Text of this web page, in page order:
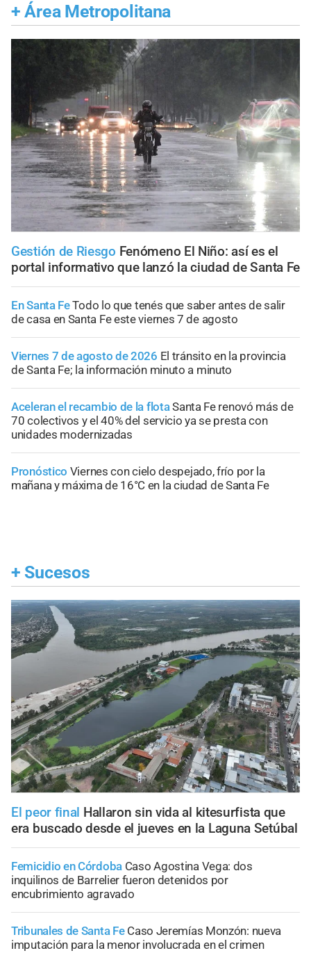
+ Área Metropolitana
Gestión de Riesgo Fenómeno El Niño: así es el
portal informativo que lanzó la ciudad de Santa Fe
En Santa FeTodo lo que tenés que saber antes de salir
de casa en Santa Fe este viernes 7 de agosto
Viernes 7 de agosto de 2026 El tránsito en la provincia
de Santa Fe; la información minuto a minuto
Aceleran el recambio de la flotaSanta Fe renovó más de
70 colectivos y el 40% del servicio ya se presta con
unidades modernizadas
Pronóstico Viernes con cielo despejado, frío por la
mañana y máxima de 16°C en la ciudad de Santa Fe
+ Sucesos
El peor final Hallaron sin vida al kitesurfista que
era buscado desde el jueves en la Laguna Setúbal
Femicidio en Córdoba Caso Agostina Vega: dos
inquilinos de Barrelier fueron detenidos por
encubrimiento agravado
Tribunales de Santa Fe Caso Jeremías Monzón: nueva
imputación para la menor involucrada en el crimen